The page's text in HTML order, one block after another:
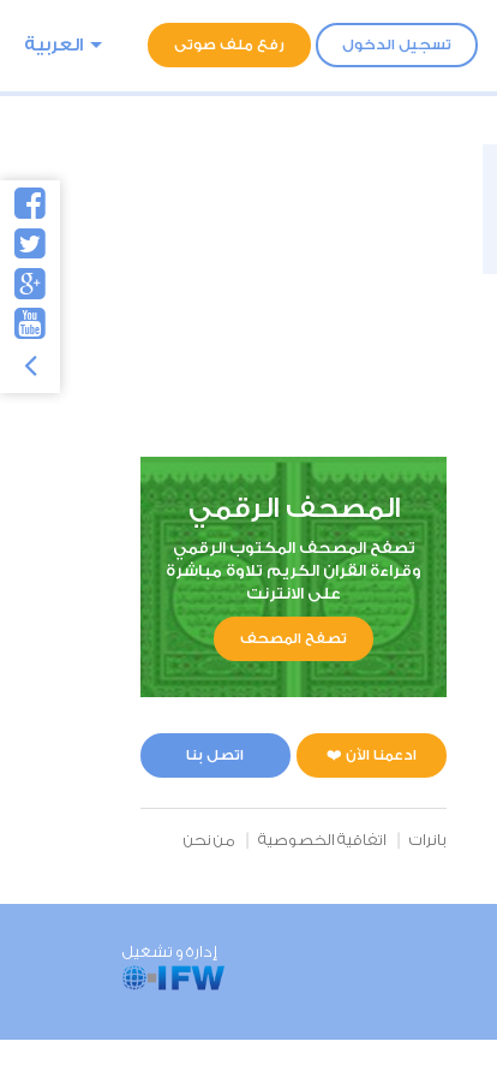
تسجيل الدخول رفع ملف صوتى العربية
المصحف الرقمي
تصفح المصحف المكتوب الرقمي
وقراءة القران الكريم تلاوة مباشرة
على الانترنت
تصفح المصحف
ادعمنا الآن ❤️ اتصل بنا
بانرات اتفاقية الخصوصية من نحن
إدارة و تشغيل